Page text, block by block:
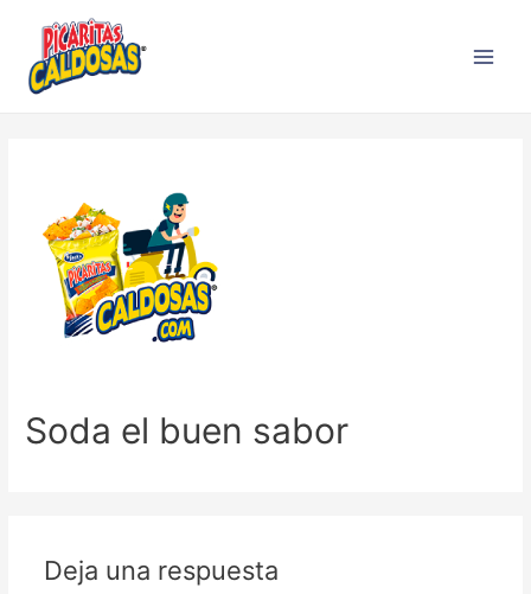
Soda el buen sabor
Deja una respuesta